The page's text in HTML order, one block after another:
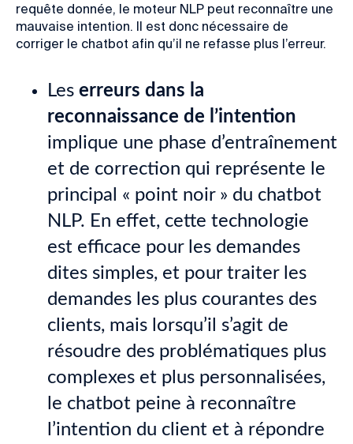
requête donnée, le moteur NLP peut reconnaître une
mauvaise intention. Il est donc nécessaire de
corriger le chatbot afin qu’il ne refasse plus l’erreur.
Les erreurs dans la
reconnaissance de l’intention
implique une phase d’entraînement
et de correction qui représente le
principal « point noir » du chatbot
NLP. En effet, cette technologie
est efficace pour les demandes
dites simples, et pour traiter les
demandes les plus courantes des
clients, mais lorsqu’il s’agit de
résoudre des problématiques plus
complexes et plus personnalisées,
le chatbot peine à reconnaître
l’intention du client et à répondre